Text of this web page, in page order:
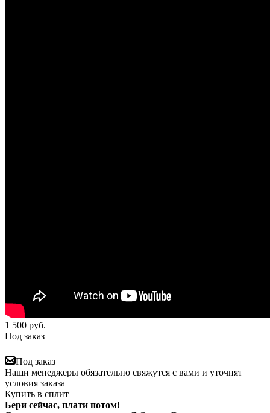
1 500 руб.
Под заказ
Под заказ
Наши менеджеры обязательно свяжутся с вами и уточнят
условия заказа
Купить в сплит
Бери сейчас, плати потом!